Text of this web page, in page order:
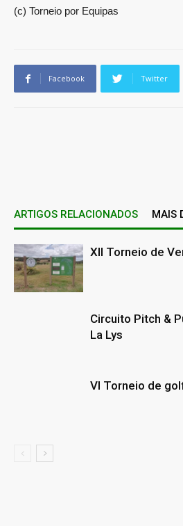
(c) Torneio por Equipas
Facebook Twitter
ARTIGOS RELACIONADOS MAIS
XII Torneio de
Circuito Pitch &
La Lys
VI Torneio de